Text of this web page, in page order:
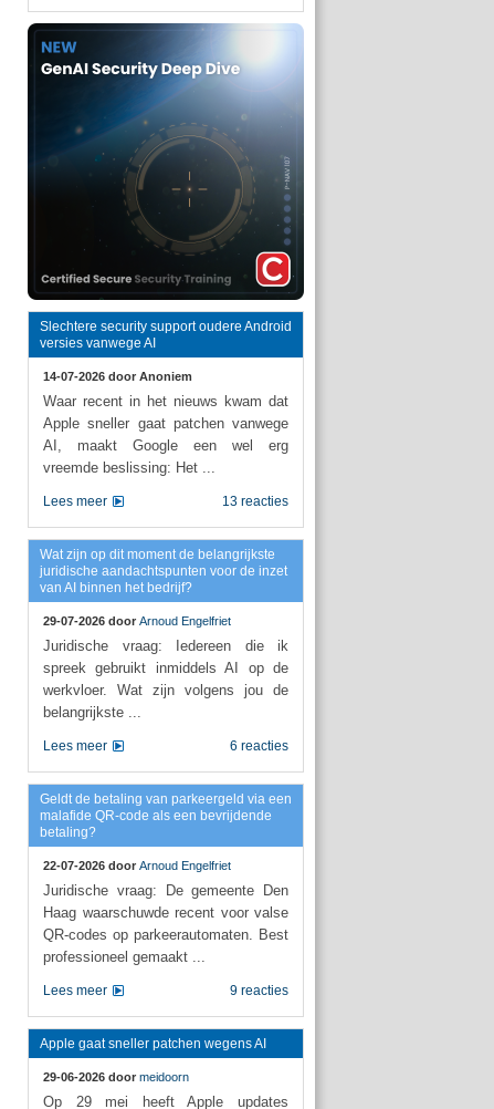
Slechtere security support oudere Android
versies vanwege AI
14-07-2026 door Anoniem
Waar recent in het nieuws kwam dat
Apple sneller gaat patchen vanwege
AI, maakt Google een wel erg
vreemde beslissing: Het ...
13 reacties
Lees meer
Wat zijn op dit moment de belangrijkste
juridische aandachtspunten voor de inzet
van AI binnen het bedrijf?
29-07-2026 door Arnoud Engelfriet
Juridische vraag: Iedereen die ik
spreek gebruikt inmiddels AI op de
werkvloer. Wat zijn volgens jou de
belangrijkste ...
6 reacties
Lees meer
Geldt de betaling van parkeergeld via een
malafide QR-code als een bevrijdende
betaling?
22-07-2026 door Arnoud Engelfriet
Juridische vraag: De gemeente Den
Haag waarschuwde recent voor valse
QR-codes op parkeerautomaten. Best
professioneel gemaakt ...
9 reacties
Lees meer
Apple gaat sneller patchen wegens AI
29-06-2026 door meidoorn
Op 29 mei heeft Apple updates